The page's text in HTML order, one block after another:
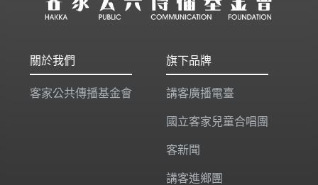
關於我們
客家公共傳播基金會
旗下品牌
講客廣播電臺
國立客家兒童合唱團
客新聞
講客進鄉團